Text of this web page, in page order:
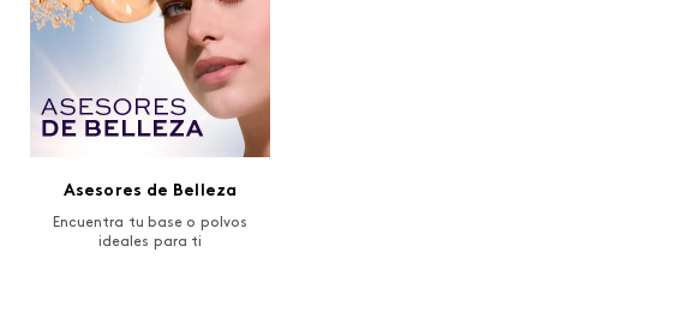
Asesores de Belleza
Encuentra tu base o polvos
ideales para ti
Daños Extremos 200 ml
Razones para amarlo
Es un acondicionador que revierte el daño extremo en tan solo 3
minutos.
USD 19 .00